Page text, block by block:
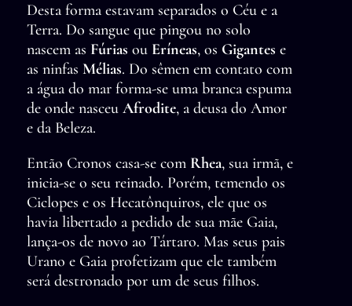
Desta forma estavam separados o Céu e a
Terra. Do sangue que pingou no solo
nascem as Fúrias ou Eríneas, os Gigantes e
as ninfas Mélias. Do sêmen em contato com
a água do mar forma-se uma branca espuma
de onde nasceu Afrodite, a deusa do Amor
e da Beleza.
Então Cronos casa-se com Rhea, sua irmã, e
inicia-se o seu reinado. Porém, temendo os
Ciclopes e os Hecatônquiros, ele que os
havia libertado a pedido de sua mãe Gaia,
lança-os de novo ao Tártaro. Mas seus pais
Urano e Gaia profetizam que ele também
será destronado por um de seus filhos.